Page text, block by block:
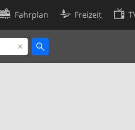
Fahrplan Freizeit
Cookie-Richtlinie
Cookie-Einstellungen